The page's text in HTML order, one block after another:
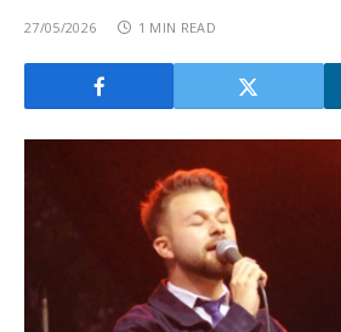
27/05/2026 1 MIN READ